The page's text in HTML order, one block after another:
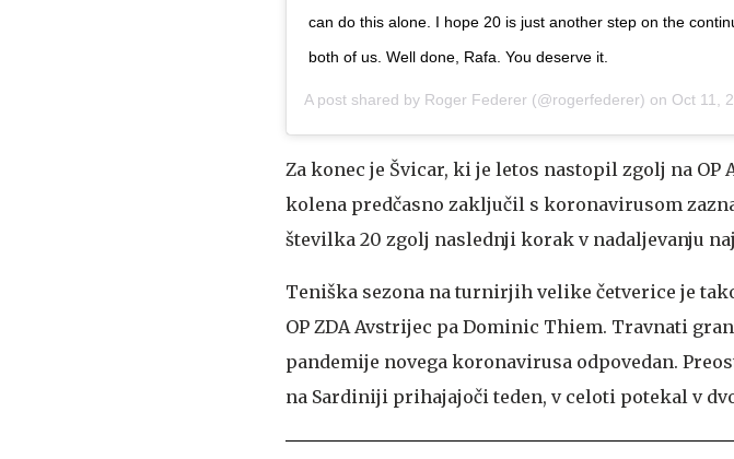
can do this alone. I hope 20 is just another step on the
both of us. Well done, Rafa. You deserve it.
A post shared by Roger Federer (@rogerfederer) on Oct 11,
Za konec je Švicar, ki je letos nastopil zgolj na OP
kolena predčasno zaključil s koronavirusom
številka 20 zgolj naslednji korak v nadaljevanju
Teniška sezona na turnirjih velike četverice je
OP ZDA Avstrijec pa Dominic Thiem. Travnati
pandemije novega koronavirusa odpovedan.
na Sardiniji prihajajoči teden, v celoti potekal v